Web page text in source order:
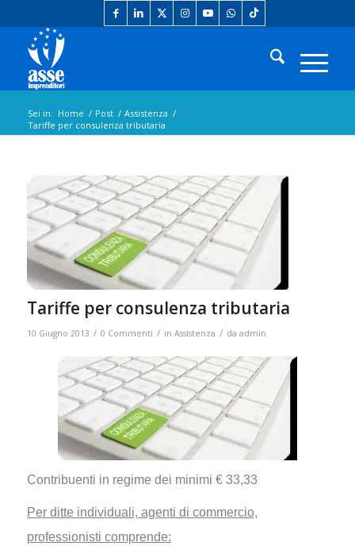
Sei in: Home / Post / Assistenza /
Tariffe per consulenza tributaria
Tariffe per consulenza tributaria
10 Giugno 2013 / 0 Commenti / in Assistenza / da admin
Contribuenti in regime dei minimi € 33,33
Per ditte individuali, agenti di commercio,
professionisti comprende: